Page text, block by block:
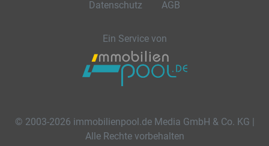
Datenschutz AGB
Ein Service von
© 2003-2026 immobilienpool.de Media GmbH & Co. KG |
Alle Rechte vorbehalten